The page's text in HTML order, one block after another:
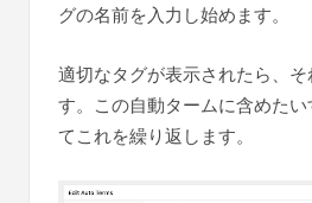
グの名前を入力し始めます。
適切なタグが表示されたら、
す。この自動タームに含めた
てこれを繰り返します。